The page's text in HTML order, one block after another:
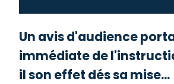
Un avis d'audience
immédiate de
il son effet dés sa mise...